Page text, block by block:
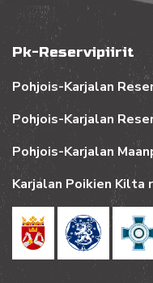
Pk-Reservipiirit
Pohjois-Karjalan
Pohjois-Karjalan
Pohjois-Karjalan
Karjalan Poikien Kilta